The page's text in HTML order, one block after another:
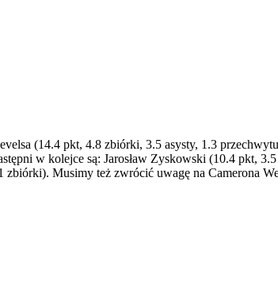
(14.4 pkt, 4.8 zbiórki, 3.5 asysty, 1.3
w kolejce są: Jarosław Zyskowski (10.4 pkt,
Musimy też zwrócić uwagę na Camerona